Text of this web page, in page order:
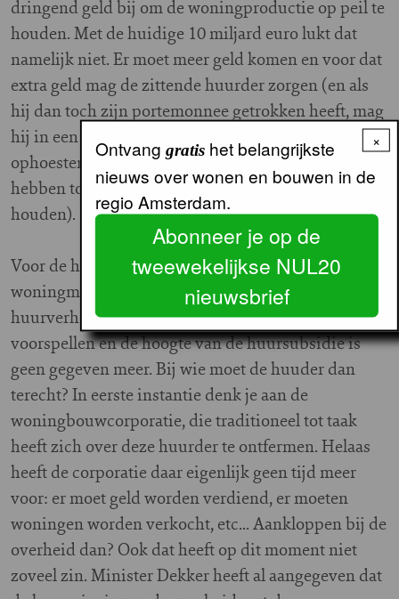
dringend geld bij om de woningproductie op peil te
houden. Met de huidige 10 miljard euro lukt dat
namelijk niet. Er moet meer geld komen en voor dat
extra geld mag de zittende huurder zorgen (en als
hij dan toch zijn portemonnee getrokken heeft, mag
hij in een moeite door ook nog de 250 miljoen euro
ophoesten die de corporaties minister Dekker
hebben toegezegd om de huursubsidie op peil te
houden).
Voor de huurder met de smalle beurs dreigt de
woningmarkt te veranderen in een jungle. De
huurverhogingen zijn op termijn niet meer te
voorspellen en de hoogte van de huursubsidie is
geen gegeven meer. Bij wie moet de huuder dan
terecht? In eerste instantie denk je aan de
woningbouwcorporatie, die traditioneel tot taak
heeft zich over deze huurder te ontfermen. Helaas
heeft de corporatie daar eigenlijk geen tijd meer
voor: er moet geld worden verdiend, er moeten
woningen worden verkocht, etc... Aankloppen bij de
overheid dan? Ook dat heeft op dit moment niet
zoveel zin. Minister Dekker heeft al aangegeven dat
×
Ontvang gratishet belangrijkste
nieuws over wonen en bouwen in de
regio Amsterdam.
Abonneer je op de
tweewekelijkse NUL20
nieuwsbrief